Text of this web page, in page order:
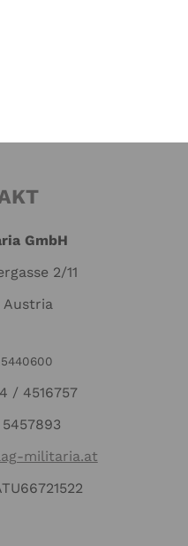
GmbH
2/11
Austria
/ 4516757
militaria.at